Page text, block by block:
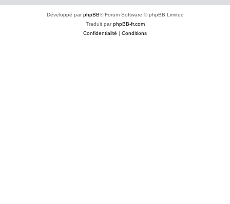
Développé parphpBB® Forum Software © phpBB Limited
Traduit parphpBB-fr.com
Confidentialité | Conditions